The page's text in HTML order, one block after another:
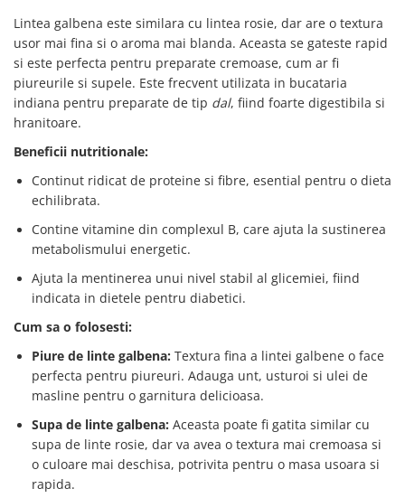
Lintea galbena este similara cu lintea rosie, dar are o textura
usor mai fina si o aroma mai blanda. Aceasta se gateste rapid
si este perfecta pentru preparate cremoase, cum ar fi
piureurile si supele. Este frecvent utilizata in bucataria
indiana pentru preparate de tip dal, fiind foarte digestibila si
hranitoare.
Beneficii nutritionale:
Continut ridicat de proteine si fibre, esential pentru o dieta
echilibrata.
Contine vitamine din complexul B, care ajuta la sustinerea
metabolismului energetic.
Ajuta la mentinerea unui nivel stabil al glicemiei, fiind
indicata in dietele pentru diabetici.
Cum sa o folosesti:
Piure de linte galbena: Textura fina a lintei galbene o face
perfecta pentru piureuri. Adauga unt, usturoi si ulei de
masline pentru o garnitura delicioasa.
Supa de linte galbena: Aceasta poate fi gatita similar cu
supa de linte rosie, dar va avea o textura mai cremoasa si
o culoare mai deschisa, potrivita pentru o masa usoara si
rapida.